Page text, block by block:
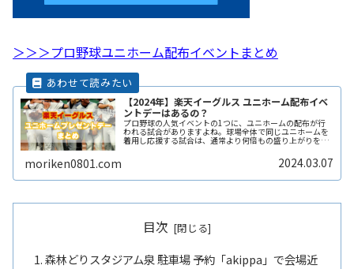
＞＞＞プロ野球ユニホーム配布イベントまとめ
【2024年】楽天イーグルス ユニホーム配布イベ
ントデーはあるの？
プロ野球の人気イベントの1つに、ユニホームの配布が行
われる試合がありますよね。球場全体で同じユニホームを
着用し応援する試合は、通常より何倍もの盛り上がりを感
moriken0801.com 2024.03.07
目次
森林どりスタジアム泉 駐車場 予約「akippa」で会場近